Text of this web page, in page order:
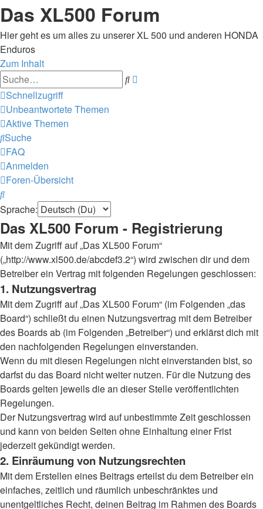
Das XL500 Forum
Hier geht es um alles zu unserer XL 500 und anderen HONDA
Enduros
Zum Inhalt
Suche
Schnellzugriff
Unbeantwortete Themen
Aktive Themen
Suche
FAQ
Anmelden
Foren-Übersicht
Suche
Sprache:
Das XL500 Forum - Registrierung
Mit dem Zugriff auf „Das XL500 Forum“
(„http://www.xl500.de/abcdef3.2“) wird zwischen dir und dem
Betreiber ein Vertrag mit folgenden Regelungen geschlossen:
1. Nutzungsvertrag
Mit dem Zugriff auf „Das XL500 Forum“ (im Folgenden „das
Board“) schließt du einen Nutzungsvertrag mit dem Betreiber
des Boards ab (im Folgenden „Betreiber“) und erklärst dich mit
den nachfolgenden Regelungen einverstanden.
Wenn du mit diesen Regelungen nicht einverstanden bist, so
darfst du das Board nicht weiter nutzen. Für die Nutzung des
Boards gelten jeweils die an dieser Stelle veröffentlichten
Regelungen.
Der Nutzungsvertrag wird auf unbestimmte Zeit geschlossen
und kann von beiden Seiten ohne Einhaltung einer Frist
jederzeit gekündigt werden.
2. Einräumung von Nutzungsrechten
Mit dem Erstellen eines Beitrags erteilst du dem Betreiber ein
einfaches, zeitlich und räumlich unbeschränktes und
unentgeltliches Recht, deinen Beitrag im Rahmen des Boards